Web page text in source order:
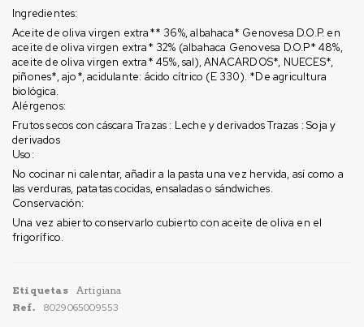
Ingredientes:
Aceite de oliva virgen extra** 36%, albahaca* Genovesa D.O.P. en
aceite de oliva virgen extra* 32% (albahaca Genovesa D.O.P* 48%,
aceite de oliva virgen extra* 45%, sal), ANACARDOS*, NUECES*,
piñones*, ajo*, acidulante: ácido cítrico (E 330). *De agricultura
biológica.
Alérgenos:
Frutos secos con cáscara Trazas : Leche y derivados Trazas : Soja y
derivados
Uso:
No cocinar ni calentar, añadir a la pasta una vez hervida, así como a
las verduras, patatas cocidas, ensaladas o sándwiches.
Conservación:
Una vez abierto conservarlo cubierto con aceite de oliva en el
frigorífico.
Etiquetas
Artigiana
Ref.
8029065009553